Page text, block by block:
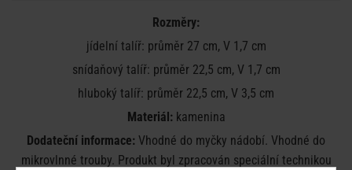
Rozměry:
jídelní talíř: průměr 27 cm, V 1,7 cm
snídaňový talíř: průměr 22,5 cm, V 1,7 cm
hluboký talíř: průměr 22,5 cm, V 3,5 cm
Materiál:kamenina
Dodateční informace: Vhodné do myčky nádobí. Vhodné do
mikrovlnné trouby. Produkt byl zpracován speciální technikou